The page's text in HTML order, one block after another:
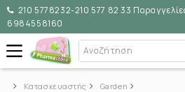
210 5778232-210 577 82 33
6984558160
Κατασκευαστής
Garden